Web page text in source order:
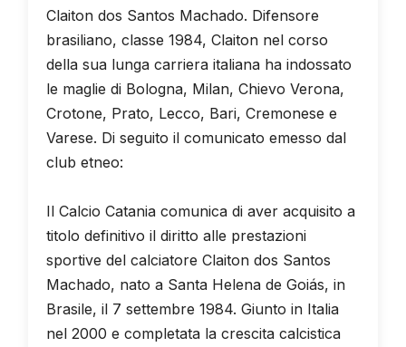
Claiton dos Santos Machado. Difensore
brasiliano, classe 1984, Claiton nel corso
della sua lunga carriera italiana ha indossato
le maglie di Bologna, Milan, Chievo Verona,
Crotone, Prato, Lecco, Bari, Cremonese e
Varese. Di seguito il comunicato emesso dal
club etneo:
Il Calcio Catania comunica di aver acquisito a
titolo definitivo il diritto alle prestazioni
sportive del calciatore Claiton dos Santos
Machado, nato a Santa Helena de Goiás, in
Brasile, il 7 settembre 1984. Giunto in Italia
nel 2000 e completata la crescita calcistica